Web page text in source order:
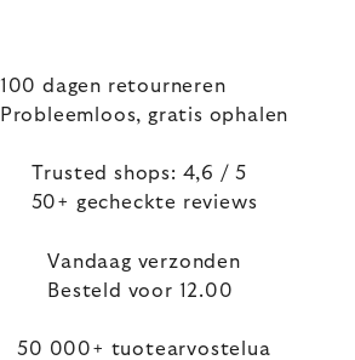
100 dagen retourneren
Probleemloos, gratis ophalen
Trusted shops: 4,6 / 5
50+ gecheckte reviews
Vandaag verzonden
Besteld voor 12.00
50 000+ tuotearvostelua